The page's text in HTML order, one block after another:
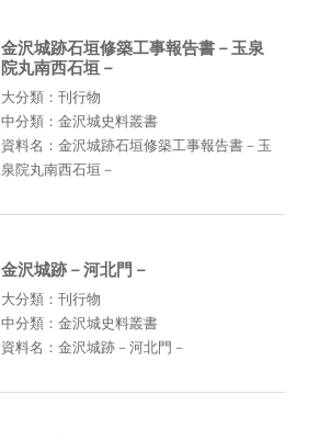
金沢城跡石垣修築工事報告書－玉泉
院丸南西石垣－
大分類：刊行物
中分類：金沢城史料叢書
資料名：金沢城跡石垣修築工事報告書－玉
泉院丸南西石垣－
金沢城跡－河北門－
大分類：刊行物
中分類：金沢城史料叢書
資料名：金沢城跡－河北門－